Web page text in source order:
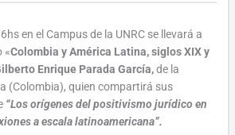
en el Campus de la UNRC se llevará a
«Colombia y América Latina, siglos XIX y
Enrique Parada García,de la
(Colombia), quien compartirá sus
“Los orígenes del positivismo jurídico en
a escala latinoamericana”.